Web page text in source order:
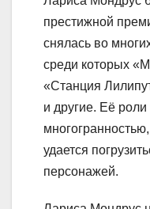
престижной
снялась во
среди которых
«Станция
и другие. Её
удается
персонажей.